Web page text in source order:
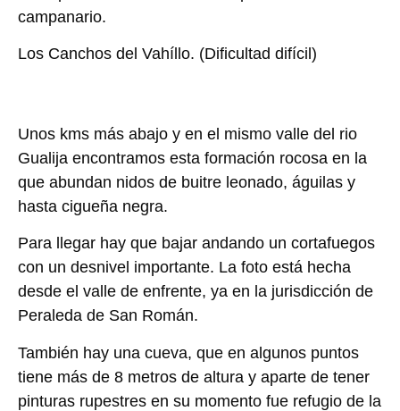
campanario.
Los Canchos del Vahíllo. (Dificultad difícil)
Unos kms más abajo y en el mismo valle del rio
Gualija encontramos esta formación rocosa en la
que abundan nidos de buitre leonado, águilas y
hasta cigueña negra.
Para llegar hay que bajar andando un cortafuegos
con un desnivel importante. La foto está hecha
desde el valle de enfrente, ya en la jurisdicción de
Peraleda de San Román.
También hay una cueva, que en algunos puntos
tiene más de 8 metros de altura y aparte de tener
pinturas rupestres en su momento fue refugio de la